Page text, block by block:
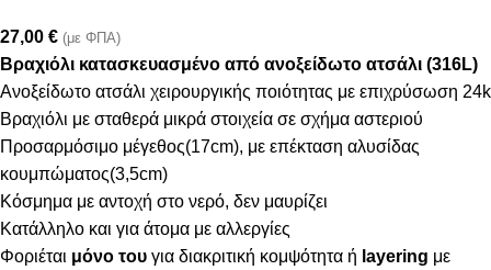
27,00 € (με ΦΠΑ)
Βραχιόλι κατασκευασμένο από ανοξείδωτο ατσάλι (316L)
Ανοξείδωτο ατσάλι χειρουργικής ποιότητας με επιχρύσωση 24k
Βραχιόλι με σταθερά μικρά στοιχεία σε σχήμα αστεριού
Προσαρμόσιμο μέγεθος(17cm), με επέκταση αλυσίδας
κουμπώματος(3,5cm)
Κόσμημα με αντοχή στο νερό, δεν μαυρίζει
Κατάλληλο και για άτομα με αλλεργίες
Φοριέται μόνο του για διακριτική κομψότητα ή layering με